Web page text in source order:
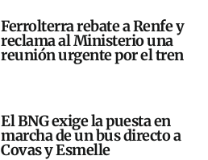
Ferrolterra rebate a Renfe y
reclama al Ministerio una
reunión urgente por el tren
El BNG exige la puesta en
marcha de un bus directo a
Covas y Esmelle